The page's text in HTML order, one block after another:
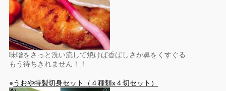
味噌をさっと洗い流して焼けば香ばしさが鼻をくすぐる…
もう待ちきれません！！
●うおや特製切身セット（４種類x４切セット）